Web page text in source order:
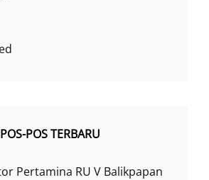
POS-POS TERBARU
Pertamina RU V Balikpapan